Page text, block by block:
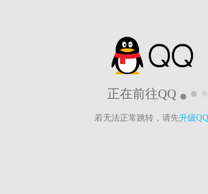
正在前往QQ
若无法正常跳转，请先升级QQ